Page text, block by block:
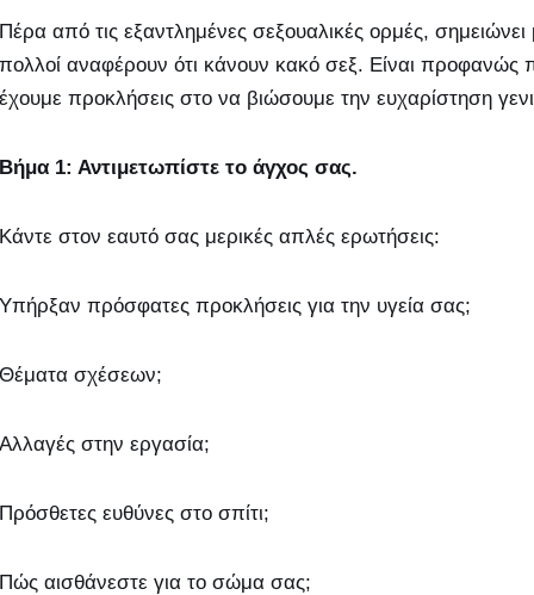
Πέρα από τις εξαντλημένες σεξουαλικές ορμές,
πολλοί αναφέρουν ότι κάνουν κακό σεξ. Είναι προφανώς
έχουμε προκλήσεις στο να βιώσουμε την ευχαρίστηση
Βήμα 1: Αντιμετωπίστε το άγχος σας.
Κάντε στον εαυτό σας μερικές απλές ερωτήσεις:
Υπήρξαν πρόσφατες προκλήσεις για την υγεία σας;
Θέματα σχέσεων;
Αλλαγές στην εργασία;
Πρόσθετες ευθύνες στο σπίτι;
Πώς αισθάνεστε για το σώμα σας;